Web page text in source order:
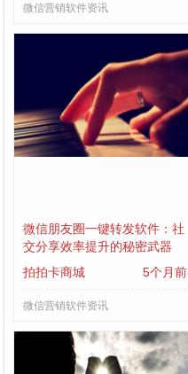
微信营销软件资讯
微信朋友圈一键转发软件：社
交分享效率提升的秘密武器
拍拍卡商城
5个月前
微信营销软件资讯